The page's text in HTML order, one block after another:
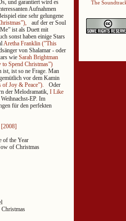
und garantiert wird es
Aufnahmen
eine sehr gelungene
auf der er Soul
ist als Duett mit
sonst haben einige Stars
Aretha Franklin (”This
von Shalamar - oder
wie Sarah Brightman
Spend Christmas”)
ist, ist so ne Frage. Man
vor dem Kamin
Joy & Peace”).
Oder
der Melodramatik, I Like
EP. Im
für den perfekten
of the Year
of Christmas
The